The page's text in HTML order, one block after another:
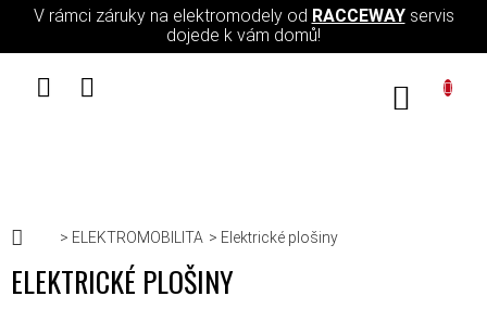
Přejít na obsah
V rámci záruky na elektromodely od RACCEWAYservis
dojede k vám domů!
Domů
ELEKTROMOBILITA Elektrické plošiny
ELEKTRICKÉ PLOŠINY